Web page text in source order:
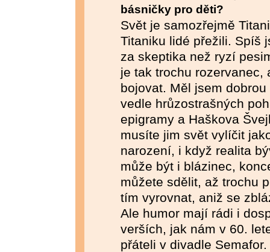
básničky pro děti?
Svět je samozřejmě
Titaniku lidé přežili. Spíš
za skeptika než ryzí
je tak trochu rozervanec,
bojovat. Měl jsem
vedle hrůzostrašných
epigramy a Haškova
musíte jim svět vylíčit
narození, i když realita
může být i blázinec,
můžete sdělit, až trochu
tím vyrovnat, aniž se
Ale humor mají rádi i
verších, jak nám v 60.
přáteli v divadle